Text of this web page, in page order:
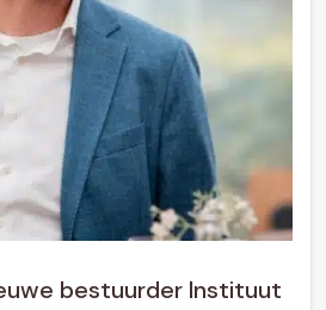
bestuurder Instituut